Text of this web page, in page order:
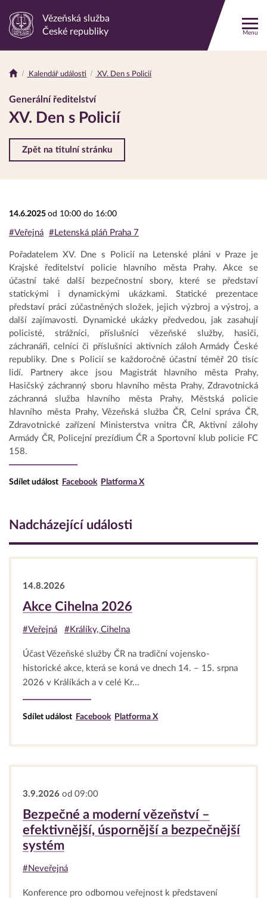
Odkaz
stránku
Vězeňská služba
České republiky
Menu
Drobečková
navigace
Kalendář události XV. Den s Policií
Generální ředitelství
XV. Den s Policií
Zpět na titulní stránku
14.6.2025 od 10:00 do 16:00
#Veřejná #Letenská pláň Praha 7
Pořadatelem XV. Dne s Policií na Letenské pláni v Praze je
Krajské ředitelství policie hlavního města Prahy. Akce se
účastní také další bezpečnostní sbory, které se představí
statickými i dynamickými ukázkami. Statické prezentace
představí práci zúčastněných složek, jejich výzbroj a výstroj, a
další zajímavosti. Dynamické ukázky předvedou, jak zasahují
policisté, strážníci, příslušníci vězeňské služby, hasiči,
záchranáři, celníci či příslušníci aktivních záloh Armády České
republiky. Dne s Policií se každoročně účastní téměř 20 tisíc
lidí. Partnery akce jsou Magistrát hlavního města Prahy,
Hasičský záchranný sboru hlavního města Prahy, Zdravotnická
záchranná služba hlavního města Prahy, Městská policie
hlavního města Prahy, Vězeňská služba ČR, Celní správa ČR,
Zdravotnické zařízení Ministerstva vnitra ČR, Aktivní zálohy
Armády ČR, Policejní prezídium ČR a Sportovní klub policie FC
158.
Sdílet událost Facebook Platforma X
Nadcházející události
14.8.2026
Akce Cihelna 2026
#Veřejná #Králíky, Cihelna
Účast Vězeňské služby ČR na tradiční vojensko-
historické akce, která se koná ve dnech 14. – 15. srpna
2026 v Králíkách a v celé Kr...
Sdílet událost Facebook Platforma X
3.9.2026 od 09:00
Bezpečné a moderní vězeňství –
efektivnější, úspornější a bezpečnější
systém
#Neveřejná
Konference pro odbornou veřejnost k představení